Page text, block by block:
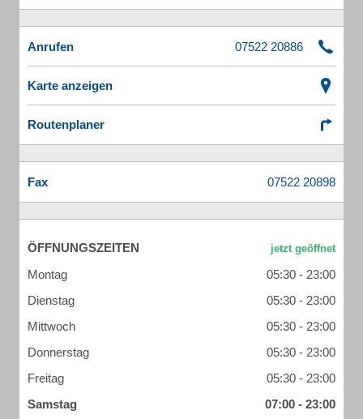
Anrufen
Karte anzeigen
Routenplaner
Fax
ÖFFNUNGSZEITEN
Montag
05:30 - 23:00
Dienstag
05:30 - 23:00
Mittwoch
05:30 - 23:00
Donnerstag
05:30 - 23:00
Freitag
05:30 - 23:00
Samstag
07:00 - 23:00